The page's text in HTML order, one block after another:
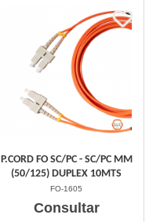
P.CORD FO SC/PC - SC/PC MM
(50/125) DUPLEX 10MTS
FO-1605
Consultar